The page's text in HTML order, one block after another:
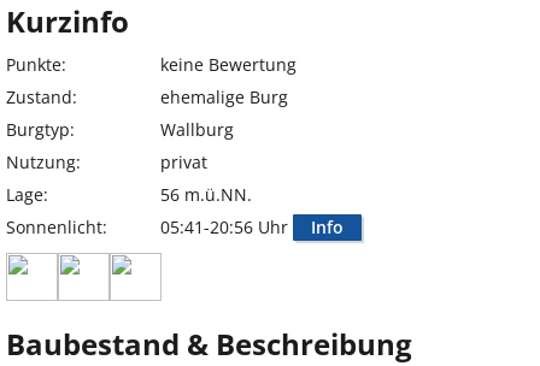
Kurzinfo
Punkte:
keine Bewertung
Zustand:
ehemalige Burg
Burgtyp:
Wallburg
Nutzung:
privat
Lage:
56 m.ü.NN.
Sonnenlicht:
05:41-20:56 Uhr Info
Baubestand & Beschreibung